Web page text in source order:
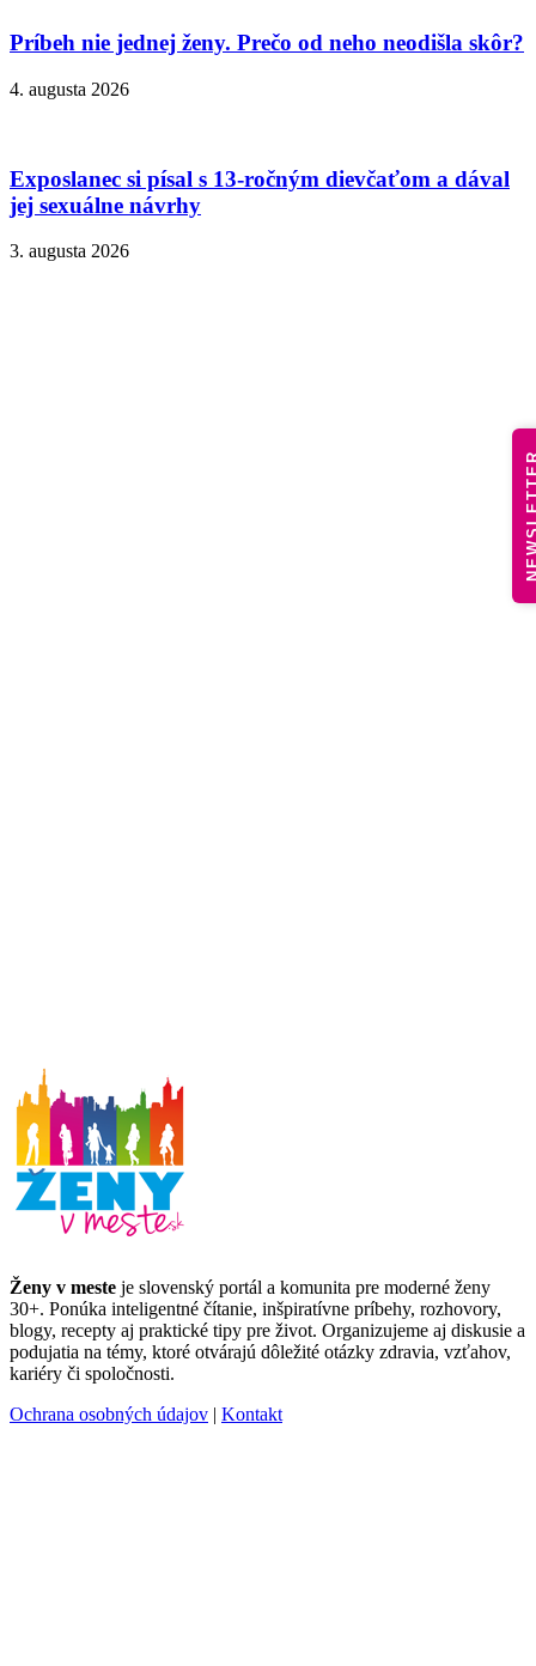
Príbeh nie jednej ženy. Prečo od neho neodišla skôr?
4. augusta 2026
Exposlanec si písal s 13-ročným dievčaťom a dával
jej sexuálne návrhy
3. augusta 2026
Ženy v meste je slovenský portál a komunita pre moderné ženy
30+. Ponúka inteligentné čítanie, inšpiratívne príbehy, rozhovory,
blogy, recepty aj praktické tipy pre život. Organizujeme aj diskusie a
podujatia na témy, ktoré otvárajú dôležité otázky zdravia, vzťahov,
kariéry či spoločnosti.
Ochrana osobných údajov | Kontakt